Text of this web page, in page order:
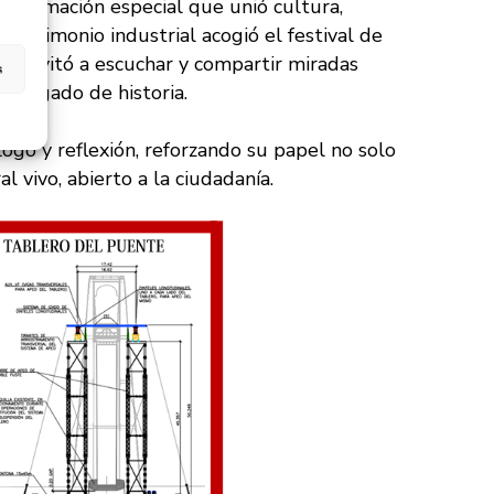
especial que unió cultura,
patrimonio industrial acogió el festival de
invitó a escuchar y compartir miradas
cargado de historia.
y reflexión, reforzando su papel no solo
vivo, abierto a la ciudadanía.